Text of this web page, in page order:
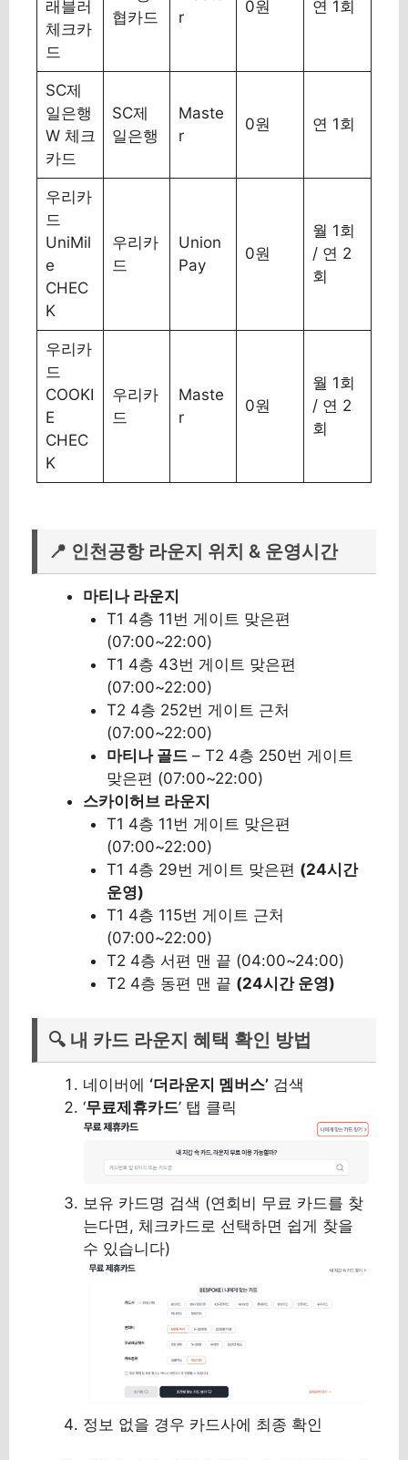
래블러
체크카
드
협카드
r
0원 연 1회
SC제
일은행
W 체크
카드
SC제
일은행
Maste
r
0원 연 1회
우리카
드
UniMil
e
CHEC
K
우리카
드
Union
Pay
0원
월 1회
/ 연 2
회
우리카
드
COOKI
E
CHEC
K
우리카
드
Maste
r
0원
월 1회
/ 연 2
회
📍 인천공항 라운지 위치 & 운영시간
마티나 라운지
T1 4층 11번 게이트 맞은편
(07:00~22:00)
T1 4층 43번 게이트 맞은편
(07:00~22:00)
T2 4층 252번 게이트 근처
(07:00~22:00)
마티나 골드– T2 4층 250번 게이트
맞은편 (07:00~22:00)
스카이허브 라운지
T1 4층 11번 게이트 맞은편
(07:00~22:00)
T1 4층 29번 게이트 맞은편 (24시간
운영)
T1 4층 115번 게이트 근처
(07:00~22:00)
T2 4층 서편 맨 끝 (04:00~24:00)
T2 4층 동편 맨 끝 (24시간 운영)
🔍 내 카드 라운지 혜택 확인 방법
네이버에 ‘더라운지 멤버스’ 검색
‘무료제휴카드’ 탭 클릭
보유 카드명 검색 (연회비 무료 카드를 찾
는다면, 체크카드로 선택하면 쉽게 찾을
수 있습니다)
정보 없을 경우 카드사에 최종 확인